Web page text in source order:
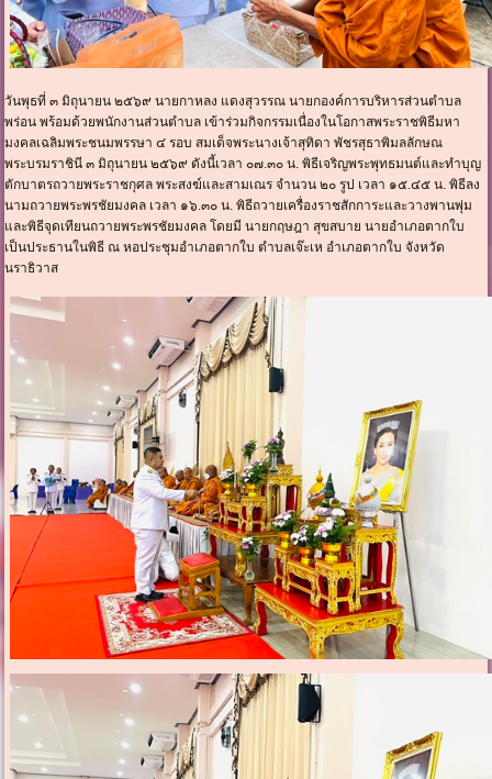
วันพุธที่ ๓ มิถุนายน ๒๕๖๙ นายกาหลง แดงสุวรรณ นายกองค์การบริหารส่วนตำบล
พร่อน พร้อมด้วยพนักงานส่วนตำบล เข้าร่วมกิจกรรมเนื่องในโอกาสพระราชพิธีมหา
มงคลเฉลิมพระชนมพรรษา ๔ รอบ สมเด็จพระนางเจ้าสุทิดา พัชรสุธาพิมลลักษณ
พระบรมราชินี ๓ มิถุนายน ๒๕๖๙ ดังนี้เวลา ๐๗.๓๐ น. พิธีเจริญพระพุทธมนต์และทำบุญ
ตักบาตรถวายพระราชกุศล พระสงฆ์และสามเณร จำนวน ๒๐ รูป เวลา ๑๕.๔๕ น. พิธีลง
นามถวายพระพรชัยมงคล เวลา ๑๖.๓๐ น. พิธีถวายเครื่องราชสักการะและวางพานพุ่ม
และพิธีจุดเทียนถวายพระพรชัยมงคล โดยมี นายกฤษฎา สุขสบาย นายอำเภอตากใบ
เป็นประธานในพิธี ณ หอประชุมอำเภอตากใบ ตำบลเจ๊ะเห อำเภอตากใบ จังหวัด
นราธิวาส